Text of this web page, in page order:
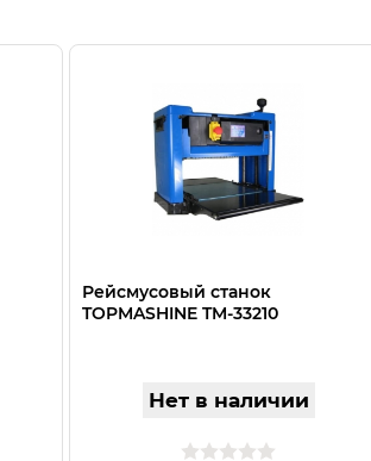
Рейсмусовый станок
TOPMASHINE TM-33210
Нет в наличии